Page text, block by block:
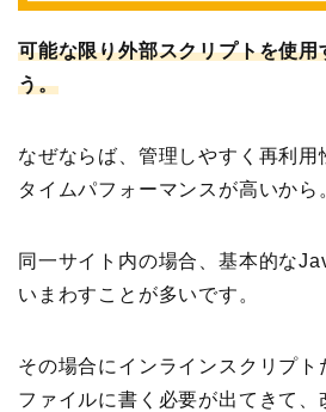
可能な限り外部スクリプトを使
う。
なぜならば、管理しやすく再利用
タイムパフォーマンスが高いから
同一サイト内の場合、基本的な
いまわすことが多いです。
その場合にインラインスクリプト
ファイルに書く必要が出てきて、